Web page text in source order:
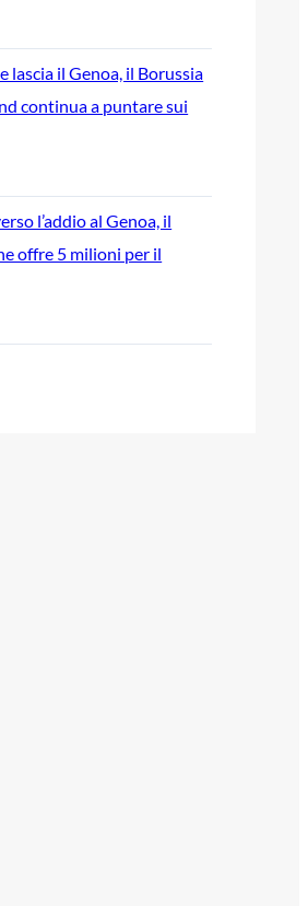
lascia il Genoa, il Borussia
continua a puntare sui
l’addio al Genoa, il
offre 5 milioni per il